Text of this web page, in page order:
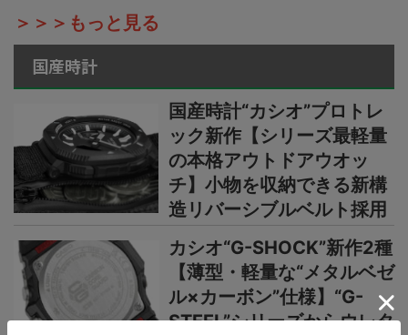
＞＞＞もっと見る
国産時計
国産時計“カシオ”プロトレ
ック新作【シリーズ最軽量
の本格アウトドアウオッ
チ】小物を収納できる新構
造リバーシブルベルト採用
カシオ“G-SHOCK”新作2種
【薄型・軽量な“メタルベゼ
ル×カーボン”仕様】“G-
STEEL”シリーズからウレタ